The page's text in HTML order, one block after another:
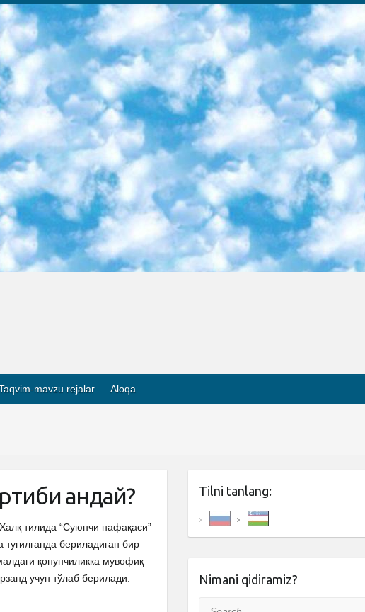
в физическом или умственном развитии) специализированная школа для детей, школы-интернаты и со сколиозом школы-интернаты санаторного типа для больных детей исключены). 9. Он был слепым, слабовидящим и имел нарушения опорно-двигательного аппарата. экзамены в специализированных школах и интернатах для детей должны проводиться исходя из требований, предъявляемых к общеобразовательным учреждениям (физкультура кроме науки). 10. Специализированная школа для глухих и слабослышащих детей. и экзамены в интернатах и быть реализован в виде письменного теста по математике. 11. Специальность для умственно отсталых детей. Для 9 класса Родной язык и литературное письмо Государственный язык (язык обучения – узбекский). для неклассов) написано Математическое письмо Письменная/устная история Узбекистана Физическое воспитание практично Итоговый контроль Для 11 класса Написание родного языка и литературы (эссе) Математическое письмо Узбекский язык (обучение на узбекском языке) не посещающее общее среднее образование для учреждений)/Образовательное учреждение выбор письменный и устный Иностранный язык письменный/устный Письменная/устная история Узбекистана *По выбору студента:  Химия  Физика  Основы государственного права  География 10 бесплатных образовательных ресурсов - Мы составили подборку онлайн-проектов с интерактивными упражнениями, видеолекциями и статьями. Они помогут вам обрести новые и освежить старые знания бесплатно. 1. «ИНТУИТ» Старейшая образовательная площадка Рунета. Здесь вы найдёте сотни текстовых и видеокурсов на десятки различных тем — от программирования до психологии. Многие курсы подготовлены российскими университетами и крупными международными компаниями вроде Intel и Microsoft. Самостоятельное обучение бесплатное, но желающие могут оплатить услуги персональных наставников. 2. «Смартия» знакомит с актуальными профессиями и подсказывает, как им обучаться. Выбрав заинтересовавшую вас специальность — SMM-специалист, фотограф, веб-дизайнер или другую, — увидите список необходимых для неё умений. Чтобы вы могли освоить их самостоятельно, для каждого умения площадка отображает подборку ссылок на учебные материалы. Хотя «Смартия» ориентируется на русскоязычную аудиторию, часть контента всё же доступна только на английском. 3. «Лекторий Физтеха» Проект Московского физико-технического института (Физтеха). С его помощью вы можете смотреть онлайн серии лекций, записанные на видео в этом вузе. В числе доступных предметов — физика, биология, химия, информационные технологии и другие. К некоторым лекциям администрация ресурса прилагает готовые конспекты, которые можно скачивать в PDF-формате. 4. ITMOcourses Онлайн-площадка Санкт-Петербургского национального исследовательского университета информационных технологий, механики и оптики (ИТМО). Ресурс предоставляет свободный доступ к курсам, разработанным в этом вузе. Каталог материалов разбит на четыре категории: «Оптические системы и технологии», «Приборостроение и робототехника», «Информационные технологии» и «Биотехнологии». Курсы состоят из видеолекций, интерактивных демонстраций и заданий. 5. «КиберЛенинка» Электронная научная библиотека открытого доступа. Каталог площадки регулярно обрастает текстами статей из различных научных изданий. Сгруппированные по журналам и рубрикам публикации можно читать онлайн или скачивать целиком в PDF-формате. Проект нацелен на популяризацию науки за счёт открытого доступа к качественной информации. 6. «ПостНаука» На этом ресурсе публикуют подборки видеолекций, составленные экспертами из разных отраслей и объединённые общими темами. Среди них, к примеру, есть серии «Биоинформатика и геномика», «Культура средневековой Скандинавии» и Cinema Studies о теории кино. Каждая подборка лекций — логически связанная история, рассказанная экспертом от первого лица. Кроме того, на сайте появляются научно-образовательные статьи и тесты на разные темы. 7. «Newочём» Команда проекта «Newочём» отбирает самые интересные тексты из англоязычных СМИ и переводит те из них, за которые голосуют участники сообщества «ВКонтакте». По большей части это научно-популярные статьи. Редакторы придумывают лишь заголовки, в остальном содержание переводов соответствует оригиналам. Полные тексты можно читать прямо в социальной сети. 8. InternetUrok Онлайн-база материалов по основным дисциплинам школьной программы. Информация на сайте структурирована по классам, предметам и темам (урокам). Каждый урок состоит из видеолекций и конспектов. Есть также интерактивные тренажёры и тесты для закрепления пройденного материала. Даже если вы давно окончили школу, возможность повторить программу старших классов всегда может пригодиться. 9. Edutainme Ещё один ресурс об образовании. В отличие от Newtonew, как мне кажется, Edutainme больше ориентируется на представителей индустрии: педагогов, предпринимателей, разработчиков образовательных проектов. Но и любой, кто просто стремится к саморазвитию, найдёт на сайте много полезного и интересного для себя. Например, информацию о новых курсах и образовательных сервисах. 10. Newtonew Онлайн-медиа об образовании и обучении в широком смысле. Авторы Newtonew пишут об инструментах, заведениях, тактиках и стратегиях, которые помогают учить других и получать новые знания самостоятельно. На этой площадке вы найдёте новости, обзоры, аналитические мат
mavzu rejalar Aloqa
қандай?
тилида “Суюнчи нафақаси”
туғилганда бериладиган бир
қонунчиликка мувофиқ
учун тўлаб берилади.
Tilni tanlang:
Nimani qidiramiz?
Search